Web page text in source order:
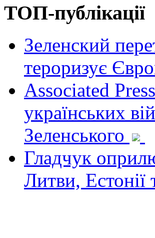
ТОП-публікації
Зеленский
тероризує
Associated
українських
Зеленського
Гладчук
Литви,